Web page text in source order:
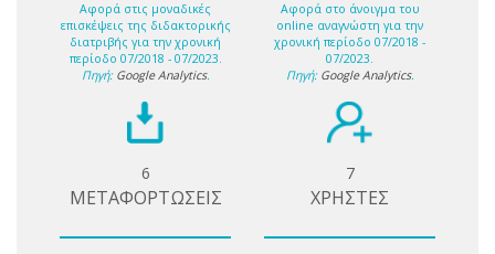
Αφορά στις μοναδικές
επισκέψεις της διδακτορικής
διατριβής για την χρονική
περίοδο 07/2018 - 07/2023.
Πηγή: Google Analytics.
Αφορά στο άνοιγμα του
online αναγνώστη για την
χρονική περίοδο 07/2018 -
07/2023.
Πηγή: Google Analytics.
6
ΜΕΤΑΦΟΡΤΩΣΕΙΣ
7
ΧΡΗΣΤΕΣ